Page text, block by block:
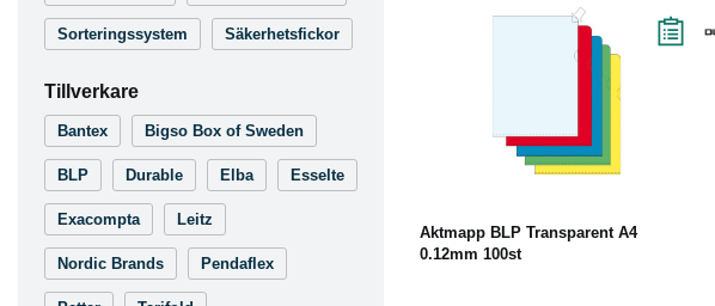
Sorteringssystem Säkerhetsfickor
Tillverkare
Bantex Bigso Box of Sweden
BLP Durable Elba Esselte
Exacompta Leitz
Nordic Brands Pendaflex
Aktmapp BLP Transparent A4
0.12mm 100st
Läs mer